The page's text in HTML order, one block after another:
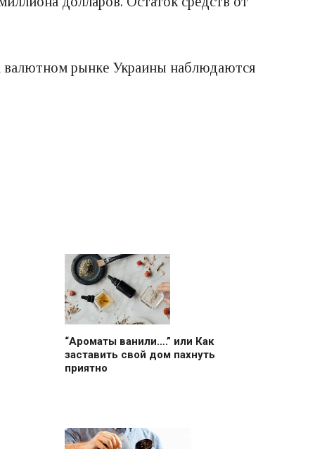
валютном рынке Украины наблюдаются
“Ароматы ванили….” или Как
заставить свой дом пахнуть
приятно